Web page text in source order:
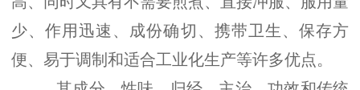
少、作用迅速、成份确切、携带卫生、保存方
便、易于调制和适合工业化生产等许多优点。